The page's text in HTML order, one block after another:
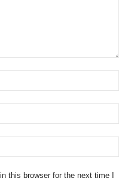
this browser for the next time I